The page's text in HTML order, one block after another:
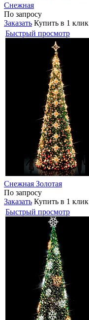
Снежная
По запросу
Заказать Купить в 1 клик
Быстрый просмотр
Снежная Золотая
По запросу
Заказать Купить в 1 клик
Быстрый просмотр